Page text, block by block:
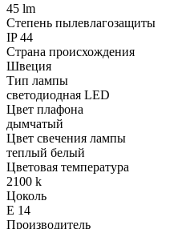
45 lm
Степень пылевлагозащиты
IP 44
Страна происхождения
Швеция
Тип лампы
светодиодная LED
Цвет плафона
дымчатый
Цвет свечения лампы
теплый белый
Цветовая температура
2100 k
Цоколь
Е 14
Производитель